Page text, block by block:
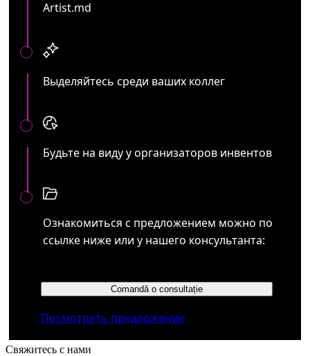
Artist.md
Выделяйтесь среди ваших коллег
Будьте на виду у организаторов инвентов
Ознакомиться с предложением можно по
ссылке ниже или у нашего консультанта:
Comandă o consultație
Посмотреть предложение
Свяжитесь с нами